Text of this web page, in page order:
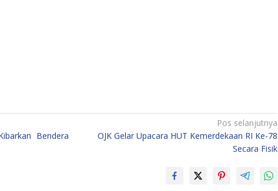
Bendera
Pos selanjutnya
OJK Gelar Upacara HUT Kemerdekaan RI Ke-78
Secara Fisik